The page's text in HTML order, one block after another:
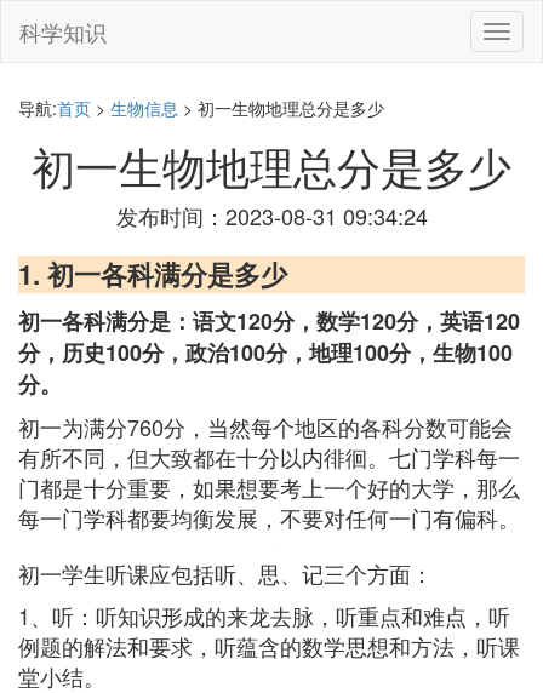
切
换
科学知识
导航:首页 > 生物信息 > 初一生物地理总分是多少
初一生物地理总分是多少
发布时间：2023-08-31 09:34:24
1. 初一各科满分是多少
初一各科满分是：语文120分，数学120分，英语120
分，历史100分，政治100分，地理100分，生物100
分。
初一为满分760分，当然每个地区的各科分数可能会
有所不同，但大致都在十分以内徘徊。七门学科每一
门都是十分重要，如果想要考上一个好的大学，那么
每一门学科都要均衡发展，不要对任何一门有偏科。
初一学生听课应包括听、思、记三个方面：
1、听：听知识形成的来龙去脉，听重点和难点，听
例题的解法和要求，听蕴含的数学思想和方法，听课
堂小结。